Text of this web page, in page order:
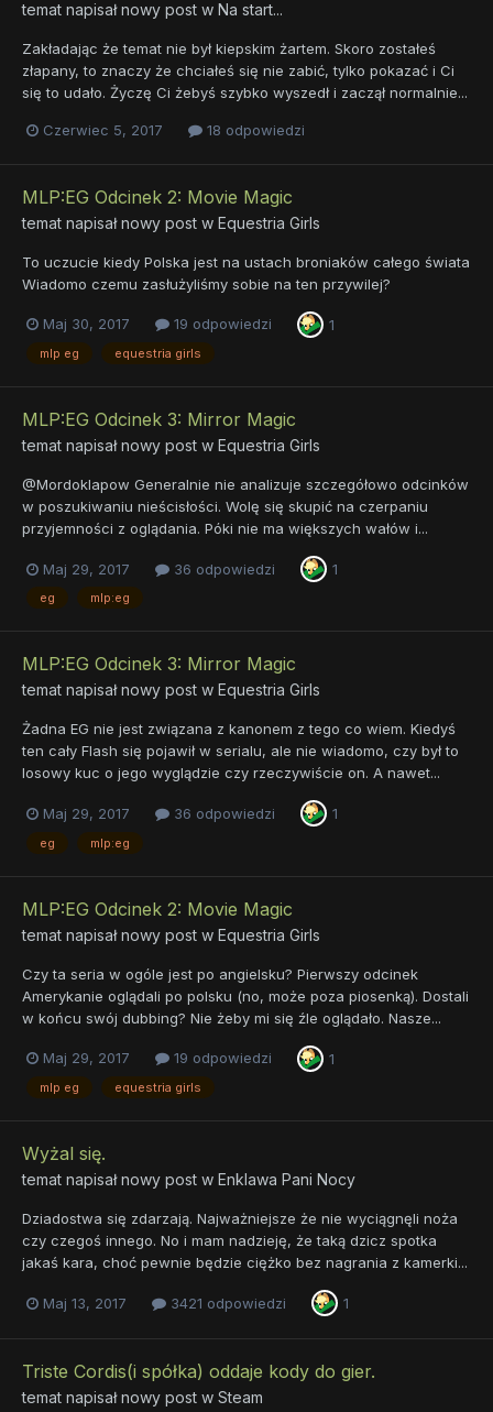
temat napisał nowy post w Na start...
Zakładając że temat nie był kiepskim żartem. Skoro zostałeś
złapany, to znaczy że chciałeś się nie zabić, tylko pokazać i Ci
się to udało. Życzę Ci żebyś szybko wyszedł i zaczął normalnie...
Czerwiec 5, 2017 18 odpowiedzi
MLP:EG Odcinek 2: Movie Magic
temat napisał nowy post w Equestria Girls
To uczucie kiedy Polska jest na ustach broniaków całego świata
Wiadomo czemu zasłużyliśmy sobie na ten przywilej?
Maj 30, 2017 19 odpowiedzi 1
mlp eg equestria girls
MLP:EG Odcinek 3: Mirror Magic
temat napisał nowy post w Equestria Girls
@Mordoklapow Generalnie nie analizuje szczegółowo odcinków
w poszukiwaniu nieścisłości. Wolę się skupić na czerpaniu
przyjemności z oglądania. Póki nie ma większych wałów i...
Maj 29, 2017 36 odpowiedzi 1
eg mlp:eg
MLP:EG Odcinek 3: Mirror Magic
temat napisał nowy post w Equestria Girls
Żadna EG nie jest związana z kanonem z tego co wiem. Kiedyś
ten cały Flash się pojawił w serialu, ale nie wiadomo, czy był to
losowy kuc o jego wyglądzie czy rzeczywiście on. A nawet...
Maj 29, 2017 36 odpowiedzi 1
eg mlp:eg
MLP:EG Odcinek 2: Movie Magic
temat napisał nowy post w Equestria Girls
Czy ta seria w ogóle jest po angielsku? Pierwszy odcinek
Amerykanie oglądali po polsku (no, może poza piosenką). Dostali
w końcu swój dubbing? Nie żeby mi się źle oglądało. Nasze...
Maj 29, 2017 19 odpowiedzi 1
mlp eg equestria girls
Wyżal się.
temat napisał nowy post w Enklawa Pani Nocy
Dziadostwa się zdarzają. Najważniejsze że nie wyciągnęli noża
czy czegoś innego. No i mam nadzieję, że taką dzicz spotka
jakaś kara, choć pewnie będzie ciężko bez nagrania z kamerki...
Maj 13, 2017 3421 odpowiedzi 1
Triste Cordis(i spółka) oddaje kody do gier.
temat napisał nowy post w Steam